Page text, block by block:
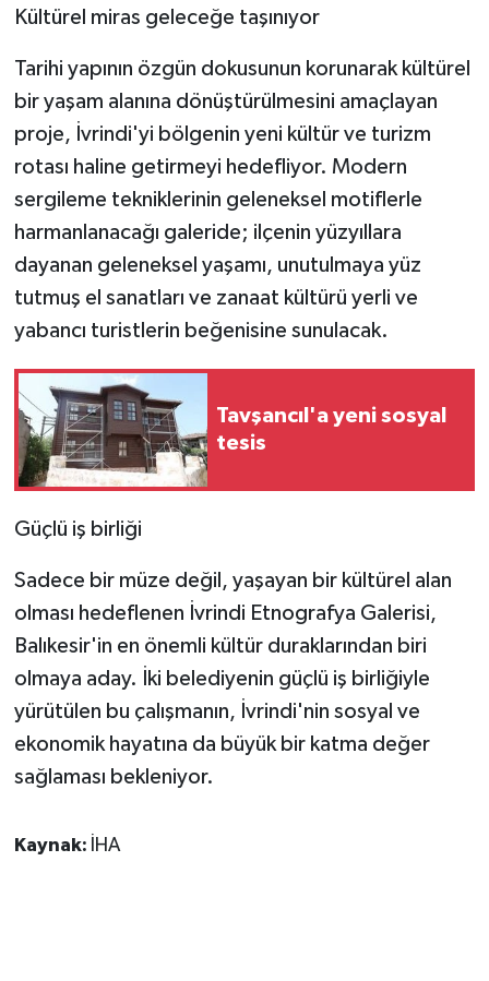
Kültürel miras geleceğe taşınıyor
Tarihi yapının özgün dokusunun korunarak kültürel
bir yaşam alanına dönüştürülmesini amaçlayan
proje, İvrindi'yi bölgenin yeni kültür ve turizm
rotası haline getirmeyi hedefliyor. Modern
sergileme tekniklerinin geleneksel motiflerle
harmanlanacağı galeride; ilçenin yüzyıllara
dayanan geleneksel yaşamı, unutulmaya yüz
tutmuş el sanatları ve zanaat kültürü yerli ve
yabancı turistlerin beğenisine sunulacak.
Tavşancıl'a yeni sosyal
tesis
Güçlü iş birliği
Sadece bir müze değil, yaşayan bir kültürel alan
olması hedeflenen İvrindi Etnografya Galerisi,
Balıkesir'in en önemli kültür duraklarından biri
olmaya aday. İki belediyenin güçlü iş birliğiyle
yürütülen bu çalışmanın, İvrindi'nin sosyal ve
ekonomik hayatına da büyük bir katma değer
sağlaması bekleniyor.
Kaynak: İHA
KÜLTÜR SANAT
MAGAZİN
Otomobil
POLİTİKA
Sağlık
SİYASET
TEKNOLOJİ
Turizm
YEREL
Yerel Haberler